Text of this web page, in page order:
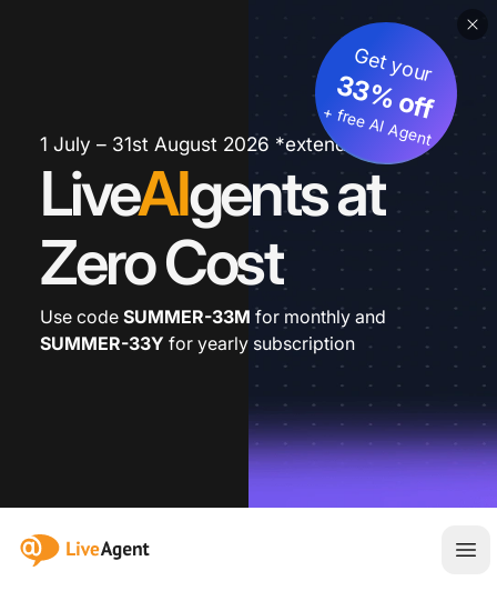
1 July – 31st August 2026 *extended
LiveAIgents at
Zero Cost
Get your
33% off
+ free AI Agent
Use code SUMMER-33M for monthly and
SUMMER-33Y for yearly subscription
:site.title